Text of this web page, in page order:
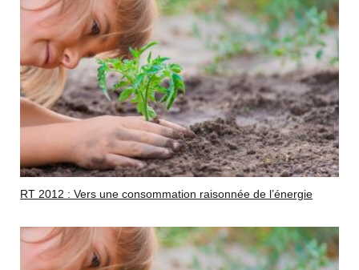
RT 2012 : Vers une consommation raisonnée de l’énergie